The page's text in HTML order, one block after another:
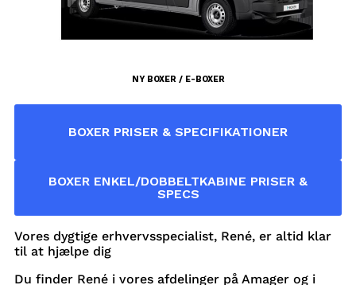
NY BOXER / E-BOXER
BOXER PRISER & SPECIFIKATIONER
BOXER ENKEL/DOBBELTKABINE PRISER &
SPECS
Vores dygtige erhvervsspecialist, René, er altid klar
til at hjælpe dig
Du finder René i vores afdelinger på Amager og i